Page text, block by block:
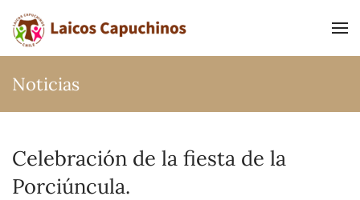
Ir al contenido principal
Noticias
Celebración de la fiesta de la
Porciúncula.